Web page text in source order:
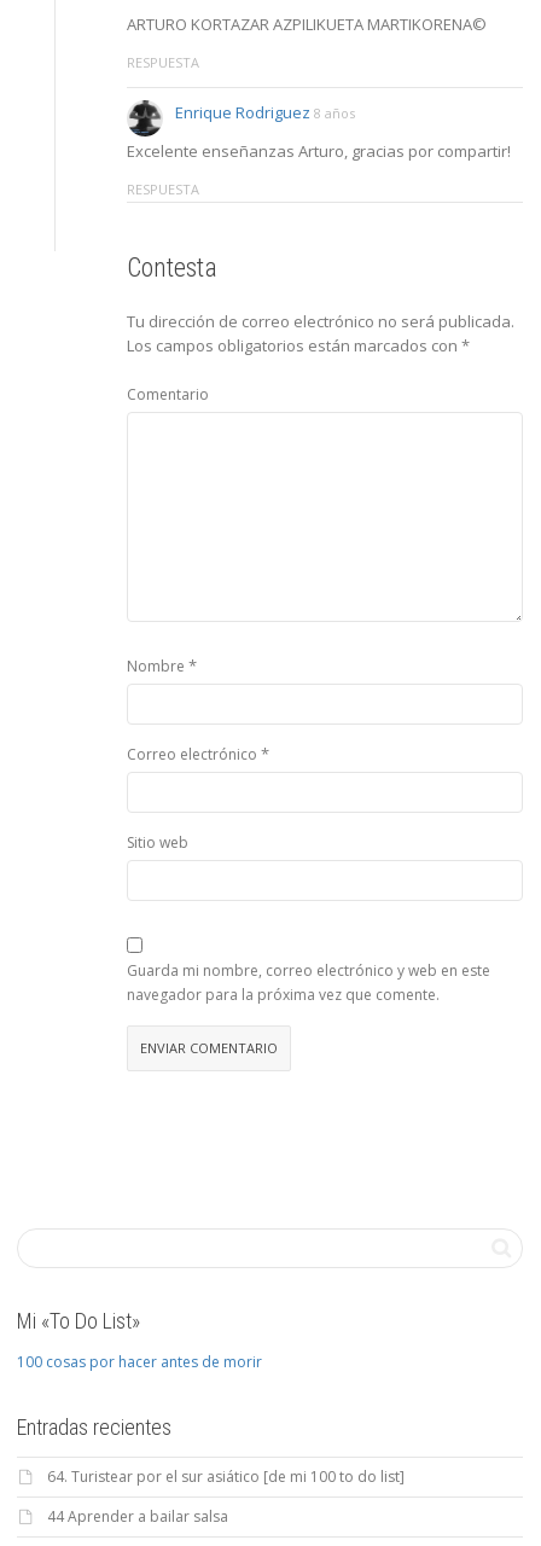
ARTURO KORTAZAR AZPILIKUETA MARTIKORENA©
RESPUESTA
Enrique Rodriguez 8 años
Excelente enseñanzas Arturo, gracias por compartir!
RESPUESTA
Contesta
Tu dirección de correo electrónico no será publicada.
Los campos obligatorios están marcados con *
Comentario
Nombre *
Correo electrónico *
Sitio web
Guarda mi nombre, correo electrónico y web en este
navegador para la próxima vez que comente.
Mi «To Do List»
100 cosas por hacer antes de morir
Entradas recientes
64. Turistear por el sur asiático [de mi 100 to do list]
44 Aprender a bailar salsa